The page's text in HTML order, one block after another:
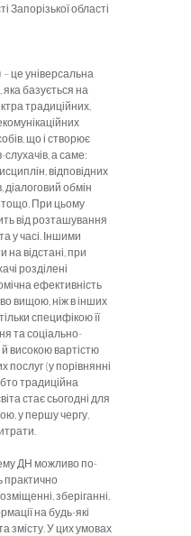
Запорізької області
це універсальна
базується на
традиційних,
що і створює
слухачів, а саме:
відповідних
діалоговий обмін
При цьому
від розташування
у часі. Іншими
на відстані, при
розділені
ефективність
вищою, ніж в інших
специфікою її
та соціально-
високою вартістю
послуг (у порівнянні
традиційна
стає сьогодні для
у першу чергу,
ДН можливо по-
практично
зберіганні,
на будь-які
змісту. У цих умовах